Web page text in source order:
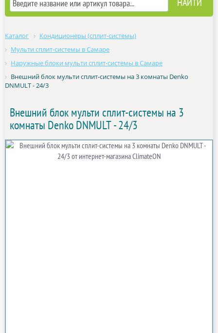
Каталог
Кондиционеры (сплит-системы)
Мульти сплит-системы в Самаре
Наружные блоки мульти сплит-системы в Самаре
Внешний блок мульти сплит-системы на 3 комнаты Denko
DNMULT - 24/3
Внешний блок мульти сплит-системы на 3
комнаты Denko DNMULT - 24/3